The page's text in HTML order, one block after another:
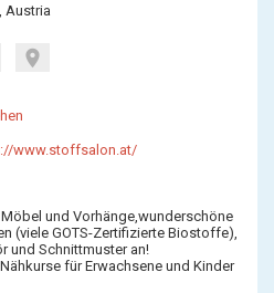
Austria
location_on
www.stoffsalon.at/
und Vorhänge,wunderschöne
(viele GOTS-Zertifizierte Biostoffe),
und Schnittmuster an!
für Erwachsene und Kinder